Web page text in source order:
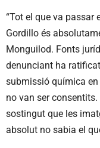
“Tot el que va passar
Gordillo és
Monguilod. Fonts
denunciant ha
submissió química
no van ser
sostingut que les
absolut no sabia el